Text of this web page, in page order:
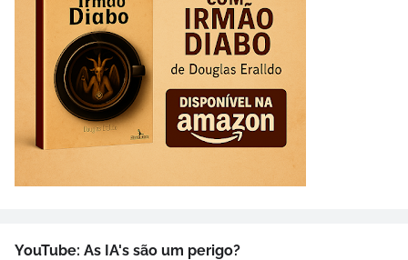
YouTube: As IA's são um perigo?